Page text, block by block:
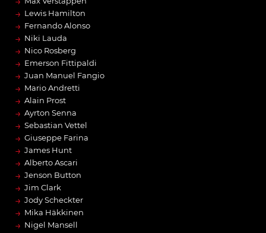
→ Lewis Hamilton
→ Fernando Alonso
→ Niki Lauda
→ Nico Rosberg
→ Emerson Fittipaldi
→ Juan Manuel Fangio
→ Mario Andretti
→ Alain Prost
→ Ayrton Senna
→ Sebastian Vettel
→ Giuseppe Farina
→ James Hunt
→ Alberto Ascari
→ Jenson Button
→ Jim Clark
→ Jody Scheckter
→ Mika Häkkinen
→ Nigel Mansell